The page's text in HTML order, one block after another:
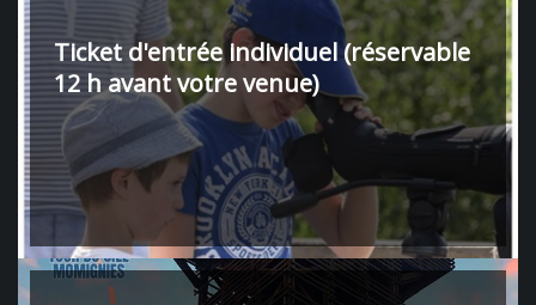
Ticket d'entrée individuel (réservable
12 h avant votre venue)